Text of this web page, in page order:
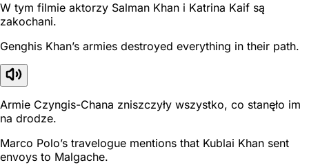
W tym filmie aktorzy Salman Khan i Katrina Kaif są
zakochani.
Genghis Khan’s armies destroyed everything in their path.
Armie Czyngis-Chana zniszczyły wszystko, co stanęło im
na drodze.
Marco Polo’s travelogue mentions that Kublai Khan sent
envoys to Malgache.